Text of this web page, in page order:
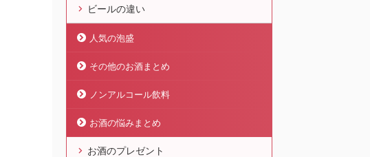
ビールの違い
人気の泡盛
その他のお酒まとめ
ノンアルコール飲料
お酒の悩みまとめ
お酒のプレゼント